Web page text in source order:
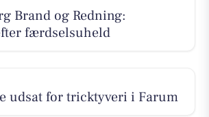
Brand og Redning:
færdselsuheld
udsat for tricktyveri i Farum